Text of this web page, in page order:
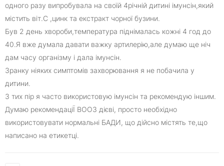
одного разу випробувала на своїй 4річній дитині імунсін,який
містить віт.С ,цинк та екстракт чорної бузини.
Був 2 день хвороби,температура піднімалась кожні 4 год до
40.Я вже думала давати важку артилерію,але думаю ще ніч
дам часу організму і дала імунсін.
Зранку ніяких симптомів захворювання я не побачила у
дитини.
З тих пір я часто використовую імунсін та рекомендую іншим.
Думаю рекомендаціЇ ВООЗ дієві, просто необхідно
використовувати нормальні БАДИ, що дійсно містять те,що
написано на етикетці.